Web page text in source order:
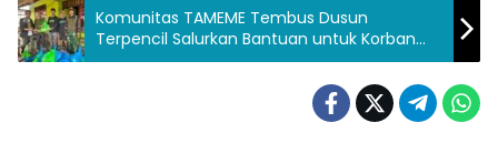
Komunitas TAMEME Tembus Dusun
Terpencil Salurkan Bantuan untuk Korban
Gempa Sigi